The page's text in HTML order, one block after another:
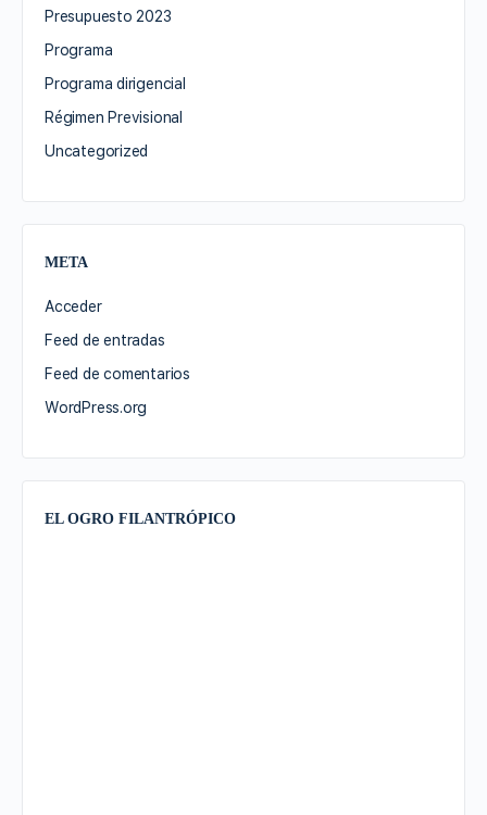
Presupuesto 2023
Programa
Programa dirigencial
Régimen Previsional
Uncategorized
META
Acceder
Feed de entradas
Feed de comentarios
WordPress.org
EL OGRO FILANTRÓPICO